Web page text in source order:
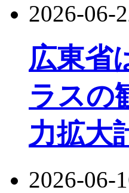
2026-06-
広東省
ラスの
力拡大
2026-06-